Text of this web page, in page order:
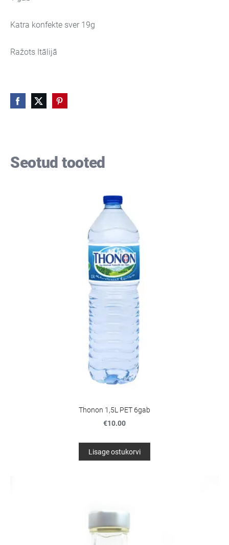
Katra konfekte sver 19g
Ražots Itālijā
Seotud tooted
Thonon 1,5L PET 6gab
€10.00
Lisage ostukorvi